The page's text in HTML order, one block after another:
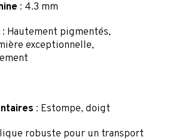
: 4.3 mm
: Hautement pigmentés,
exceptionnelle,
: Estompe, doigt
robuste pour un transport